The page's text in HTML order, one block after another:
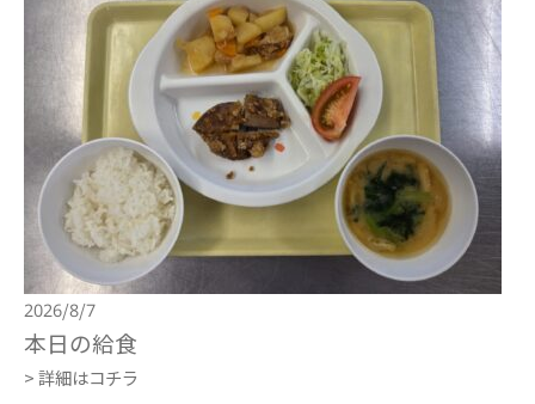
2026/8/7
本日の給食
> 詳細はコチラ